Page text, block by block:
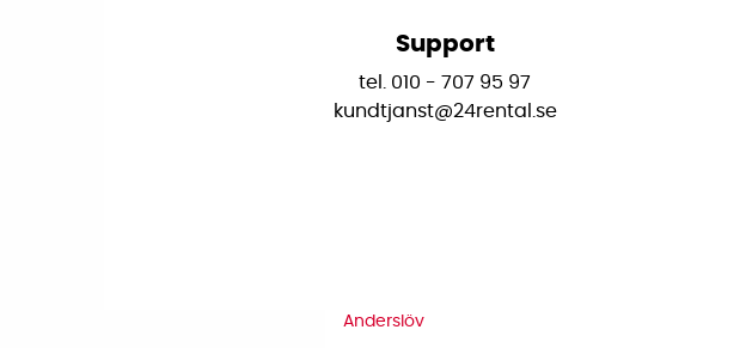
Support
tel. 010 - 707 95 97
kundtjanst@24rental.se
Anderslöv